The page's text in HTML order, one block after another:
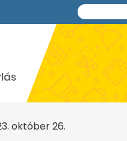
október 26.